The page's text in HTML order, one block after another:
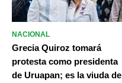
NACIONAL
Grecia Quiroz tomará
protesta como presidenta
de Uruapan; es la viuda de